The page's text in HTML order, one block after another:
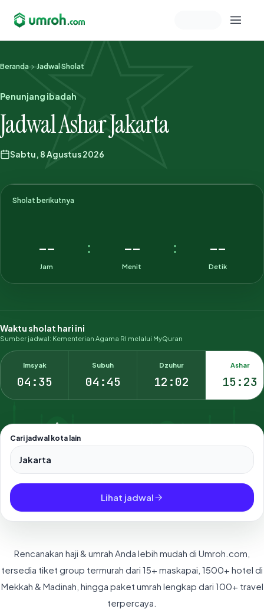
Memeriksa sesi akun
Beranda Jadwal Sholat
Penunjang ibadah
Jadwal Ashar Jakarta
Sabtu, 8 Agustus 2026
Sholat berikutnya
--
Jam
: --
Menit
: --
Detik
Waktu sholat hari ini
Sumber jadwal: Kementerian Agama RI melalui MyQuran
Imsyak
04:35
Subuh
04:45
Dzuhur
12:02
Ashar
15:23
Cari jadwal kota lain
Pilih salah satu dari 500+ kota dan kabupaten di Indonesia.
Lihat jadwal
Rencanakan haji & umrah Anda lebih mudah di Umroh.com,
tersedia tiket group termurah dari 15+ maskapai, 1500+ hotel di
Mekkah & Madinah, hingga paket umrah lengkap dari 100+ travel
terpercaya.